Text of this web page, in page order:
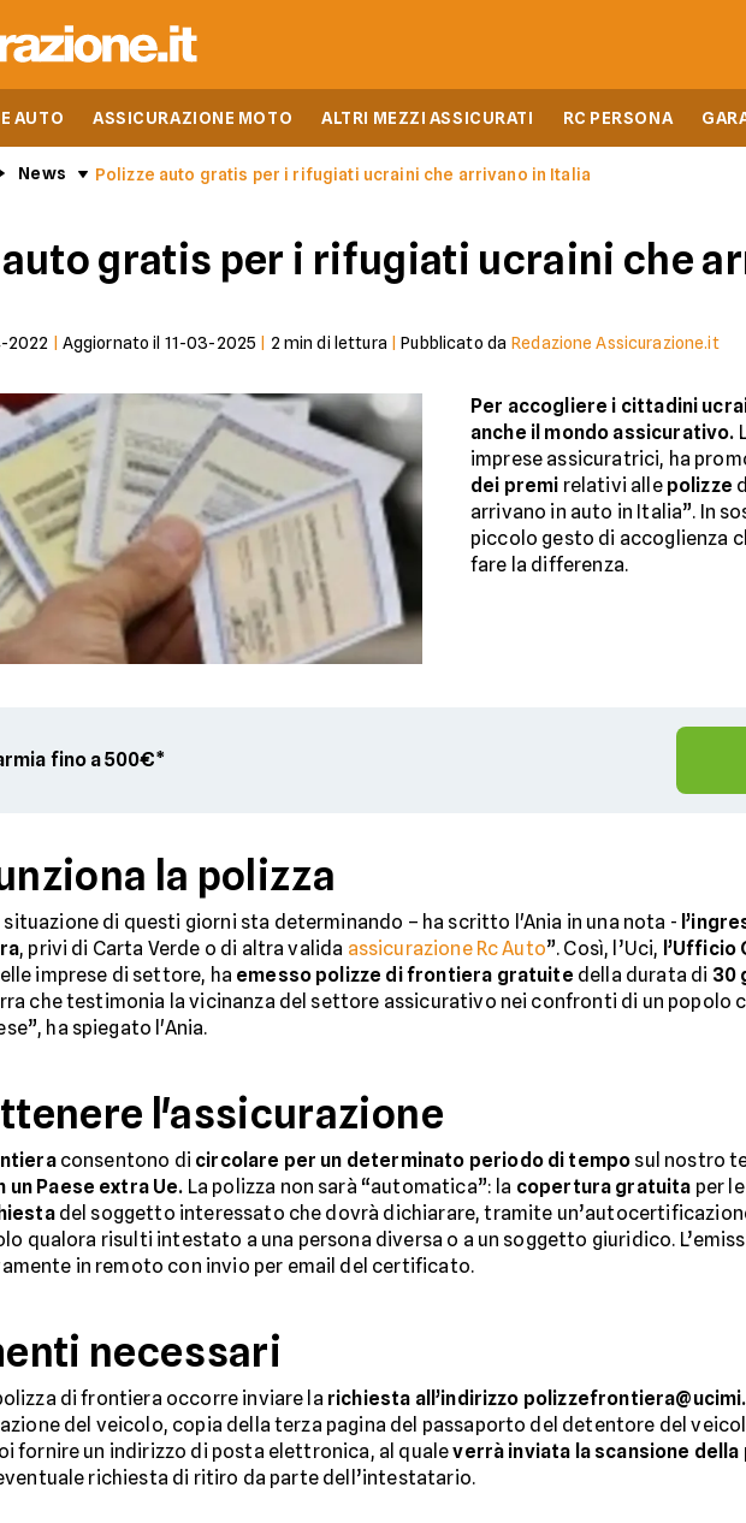
AUTO ASSICURAZIONE MOTO ALTRI MEZZI ASSICURATI RC PERSONA
News Polizze auto gratis per i rifugiati ucraini che arrivano in Italia
gratis per i rifugiati ucraini che
2022 Aggiornato il 11-03-2025 2 min di lettura |Pubblicato da Redazione Assicurazione.it
Per accogliere i cittadini
anche il mondo assicurativo.
imprese assicuratrici, ha
dei premi relativi alle polizze
arrivano in auto in Italia”. In
piccolo gesto di accoglienza
fare la differenza.
fino a 500€*
la polizza
di questi giorni sta determinando – ha scritto l'Ania in una nota -
, privi di Carta Verde o di altra valida assicurazione Rc Auto”. Così, l’Uci,
imprese di settore, ha emesso polizze di frontiera gratuite della durata di 30
che testimonia la vicinanza del settore assicurativo nei confronti di un popolo
ha spiegato l'Ania.
l'assicurazione
consentono di circolare per un determinato periodo di tempo sul nostro
Paese extra Ue. La polizza non sarà “automatica”: la copertura gratuita per
del soggetto interessato che dovrà dichiarare, tramite
qualora risulti intestato a una persona diversa o a un soggetto giuridico.
in remoto con invio per email del certificato.
necessari
di frontiera occorre inviare la richiesta all’indirizzo
del veicolo, copia della terza pagina del passaporto del detentore del
fornire un indirizzo di posta elettronica, al qualeverrà inviata la scansione della
richiesta di ritiro da parte dell’intestatario.